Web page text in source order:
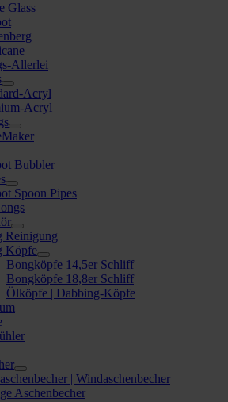
Glass
Allerlei
Acryl
Acryl
Bubbler
Spoon Pipes
Reinigung
Köpfe
Bongköpfe 14,5er Schliff
Bongköpfe 18,8er Schliff
Ölköpfe | Dabbing-Köpfe
| Windaschenbecher
Aschenbecher